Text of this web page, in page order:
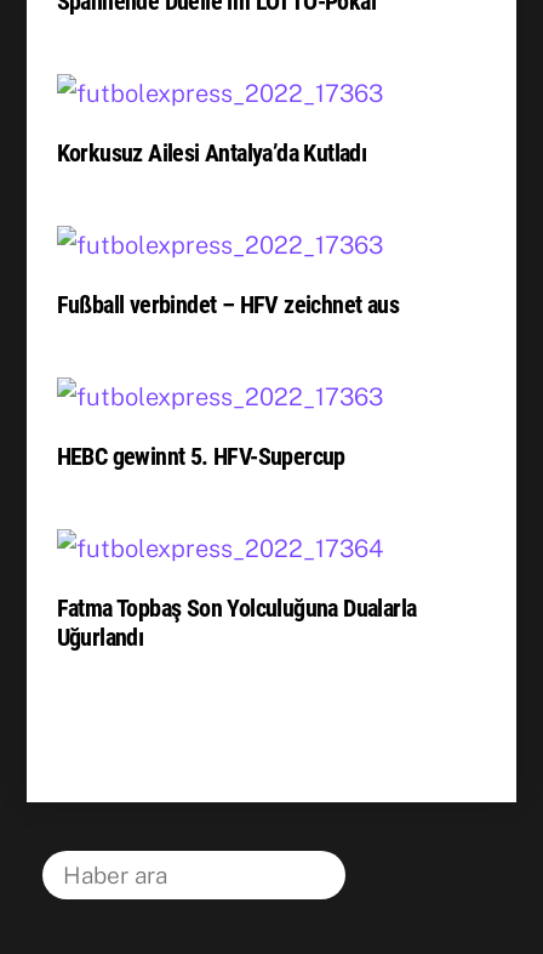
Korkusuz Ailesi Antalya’da Kutladı
Fußball verbindet – HFV zeichnet aus
HEBC gewinnt 5. HFV-Supercup
Fatma Topbaş Son Yolculuğuna Dualarla
Uğurlandı